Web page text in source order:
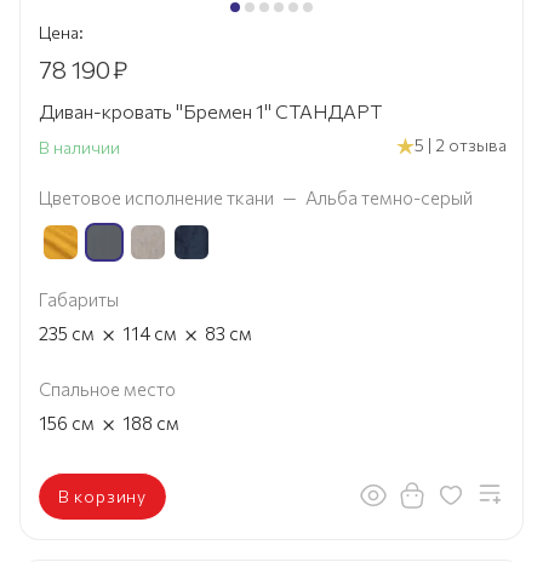
Цена:
78 190₽
Диван-кровать "Бремен 1" СТАНДАРТ
В наличии 5 | 2 отзыва
Цветовое исполнение ткани — Альба темно-серый
Габариты
235 см × 114 см × 83 см
Спальное место
156 см × 188 см
В корзину